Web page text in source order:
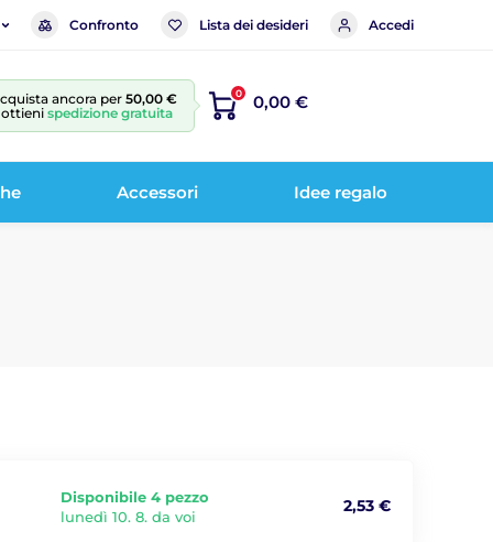
Confronto Lista dei desideri Accedi
ancora per 50,00 €
ottieni spedizione gratuita
0 0,00 €
Accessori Idee regalo
Disponibile 4 pezzo
lunedì 10. 8. da voi
2,53 €